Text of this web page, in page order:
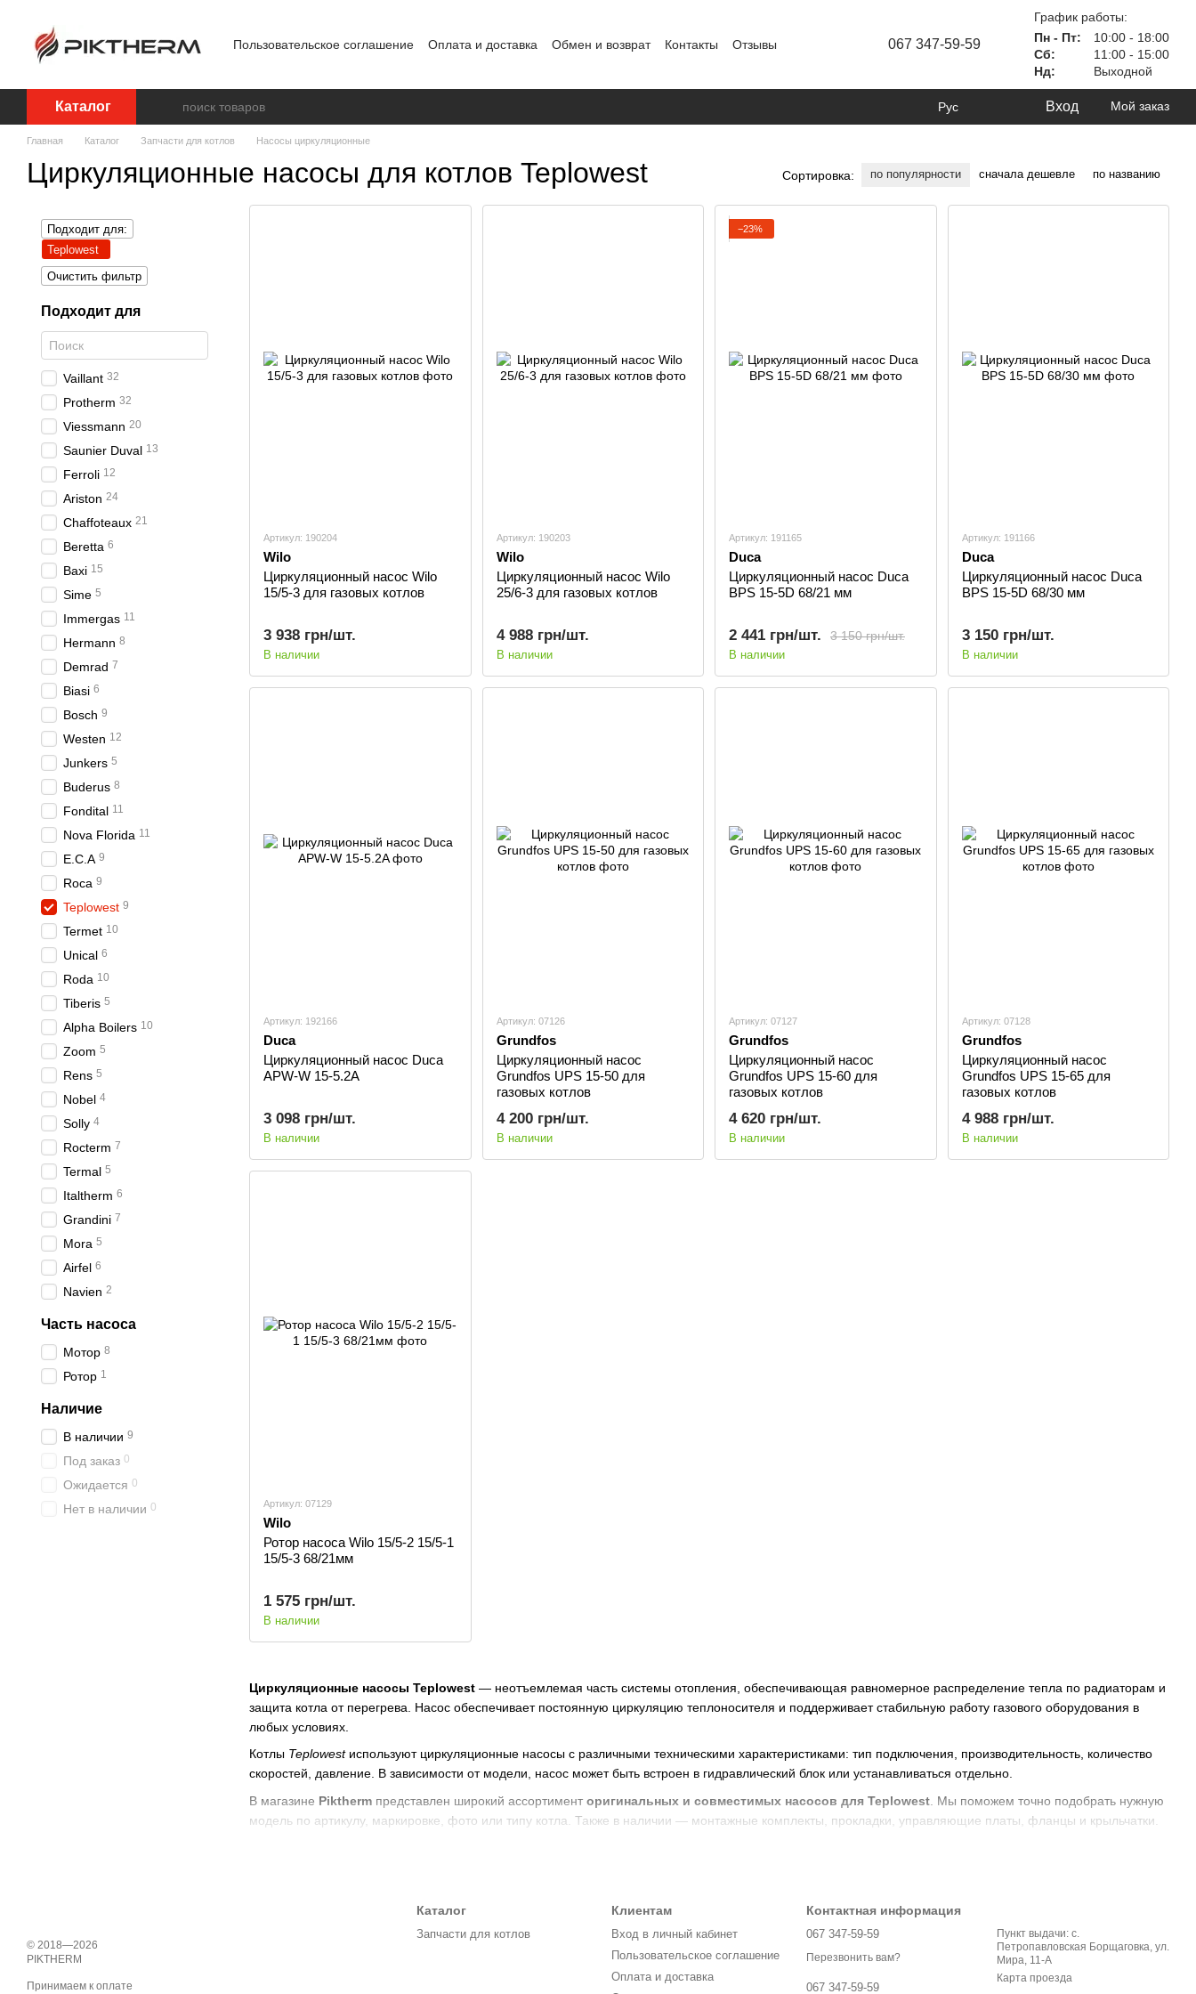
Пользовательское соглашение Оплата и доставка Обмен и возврат Контакты
Отзывы
067 347-59-59
График работы:
Пн - Пт:
10:00 - 18:00
Сб:
11:00 - 15:00
Нд:
Выходной
Каталог Рус Вход Мой заказ
Главная Каталог Запчасти для котлов Насосы циркуляционные
Циркуляционные насосы для котлов Teplowest Сортировка: по популярности сначала дешевле по названию
Циркуляционные насосы Teplowest — неотъемлемая часть системы отопления, обеспечивающая равномерное распределение тепла по радиаторам и
защита котла от перегрева. Насос обеспечивает постоянную циркуляцию теплоносителя и поддерживает стабильную работу газового оборудования в
любых условиях.
Котлы Teplowestиспользуют циркуляционные насосы с различными техническими характеристиками: тип подключения, производительность, количество
скоростей, давление. В зависимости от модели, насос может быть встроен в гидравлический блок или устанавливаться отдельно.
В магазине Piktherm представлен широкий ассортимент оригинальных и совместимых насосов для Teplowest . Мы поможем точно подобрать нужную
модель по артикулу, маркировке, фото или типу котла. Также в наличии — монтажные комплекты, прокладки, управляющие платы, фланцы и крыльчатки.
циркуляционный насос Teplowest Piktherm.ua
— поможем с точным подбором и обеспечим надежную работу вашей системы
Артикул: 190204
Wilo
Циркуляционный насос Wilo
15/5-3 для газовых котлов
3 938 грн/шт.
В наличии
Артикул: 190203
Wilo
Циркуляционный насос Wilo
25/6-3 для газовых котлов
4 988 грн/шт.
В наличии
−23%
Артикул: 191165
Duca
Циркуляционный насос Duca
BPS 15-5D 68/21 мм
3 150 грн/шт.
2 441 грн/шт.
В наличии
Артикул: 191166
Duca
Циркуляционный насос Duca
BPS 15-5D 68/30 мм
3 150 грн/шт.
В наличии
Артикул: 192166
Duca
Циркуляционный насос Duca
APW-W 15-5.2A
3 098 грн/шт.
В наличии
Артикул: 07126
Grundfos
Циркуляционный насос
Grundfos UPS 15-50 для
газовых котлов
4 200 грн/шт.
В наличии
Артикул: 07127
Grundfos
Циркуляционный насос
Grundfos UPS 15-60 для
газовых котлов
4 620 грн/шт.
В наличии
Артикул: 07128
Grundfos
Циркуляционный насос
Grundfos UPS 15-65 для
газовых котлов
4 988 грн/шт.
В наличии
Артикул: 07129
Wilo
Ротор насоса Wilo 15/5-2 15/5-1
15/5-3 68/21мм
1 575 грн/шт.
В наличии
Подходит для:
Teplowest
Очистить фильтр
Подходит для
Vaillant 32
Protherm 32
Viessmann 20
Saunier Duval 13
Ferroli 12
Ariston 24
Сhaffoteaux 21
Beretta 6
Baxi 15
Sime 5
Immergas 11
Hermann 8
Demrad 7
Biasi 6
Bosch 9
Westen 12
Junkers 5
Buderus 8
Fondital 11
Nova Florida 11
E.C.A 9
Roca 9
Teplowest 9
Termet 10
Unical 6
Roda 10
Tiberis 5
Alpha Boilers 10
Zoom 5
Rens 5
Nobel 4
Solly 4
Rocterm 7
Termal 5
Italtherm 6
Grandini 7
Mora 5
Airfel 6
Navien 2
Часть насоса
Мотор 8
Ротор 1
Наличие
В наличии 9
Под заказ 0
Ожидается 0
Нет в наличии 0
© 2018—2026
PIKTHERM
Принимаем к оплате
Каталог
Запчасти для котлов
Клиентам
Вход в личный кабинет
Пользовательское соглашение
Оплата и доставка
Контактная информация
067 347-59-59
Перезвонить вам?
067 347-59-59
Пункт выдачи: с.
Петропавловская Борщаговка, ул.
Мира, 11-А
Карта проезда